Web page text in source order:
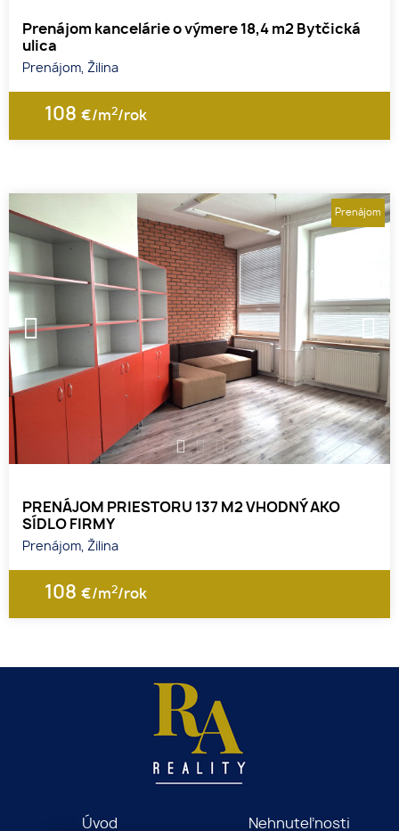
Prenájom kancelárie o výmere 18,4 m2 Bytčická
ulica
Prenájom, Žilina
108 €/m2/rok
1 2 3
PRENÁJOM PRIESTORU 137 M2 VHODNÝ AKO
SÍDLO FIRMY
Prenájom, Žilina
108 €/m2/rok
Prenájom
Úvod Nehnuteľnosti